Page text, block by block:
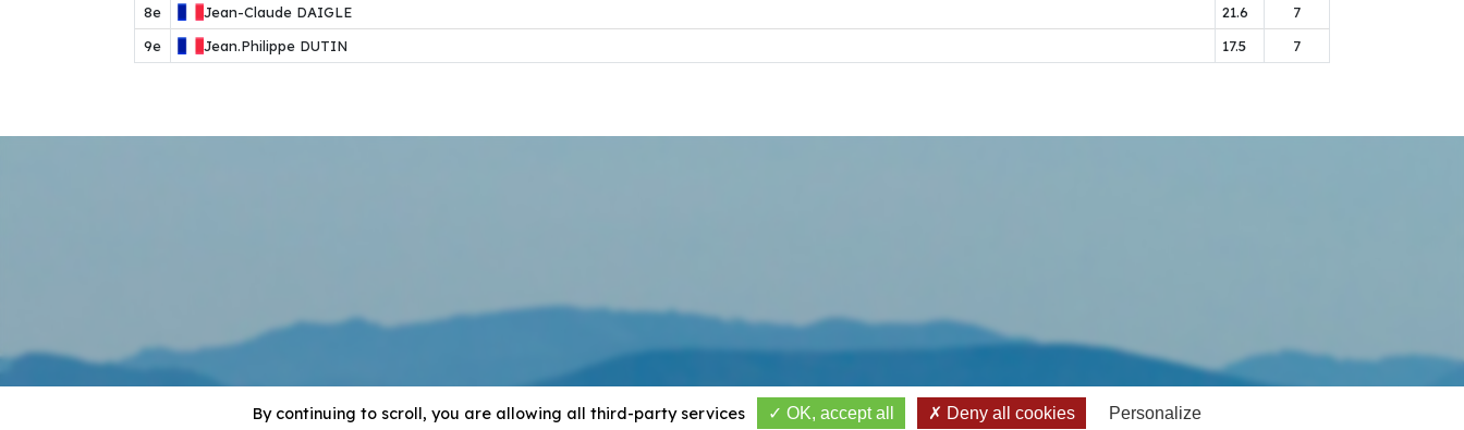
8e
Jean-Claude DAIGLE 21.6
7
9e
Jean.Philippe DUTIN 17.5 7
By continuing to scroll, you are allowing all third-party services OK, accept all Deny all cookies Personalize